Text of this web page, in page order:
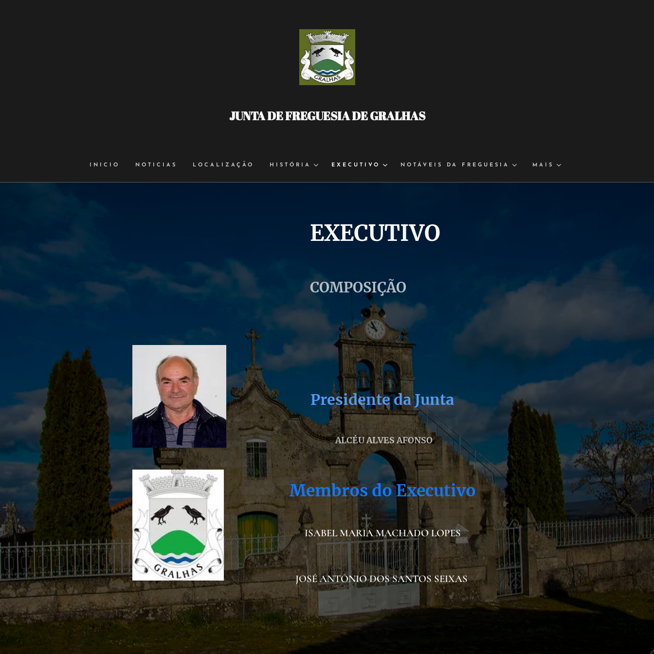
JUNTA DE FREGUESIA DE GRALHAS
INICIO NOTICIAS LOCALIZAÇÃO HISTÓRIA EXECUTIVO NOTÁVEIS DA FREGUESIA MAIS
EXECUTIVO
COMPOSIÇÃO
Presidente da Junta
ALCÉU ALVES AFONSO
Membros do Executivo
ISABEL MARIA MACHADO LOPES
JOSÉ ANTÓNIO DOS SANTOS SEIXAS